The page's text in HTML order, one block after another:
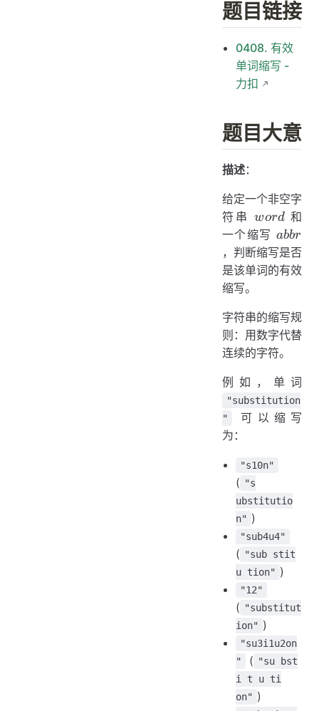
题目链接
0408. 有效
单词缩写 -
力扣
题目大意
描述：
给定一个非空字
符串word
word 和
一个缩写abbr
abbr
，判断缩写是否
是该单词的有效
缩写。
字符串的缩写规
则：用数字代替
连续的字符。
例如，单词
"substitution
"
可以缩写
为：
"s10n"
( "s
ubstitutio
n" )
"sub4u4"
( "sub stit
u tion" )
"12"
( "substitut
ion" )
"su3i1u2on
"
( "su bst
i t u ti
on" )